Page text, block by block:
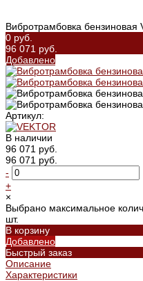
Вибротрамбовка бензиновая
0 руб.
96 071 руб.
Добавлено
Артикул:
В наличии
96 071 руб.
96 071 руб.
-
+
×
Выбрано максимальное
шт.
В корзину
Добавлено
Быстрый заказ
Описание
Характеристики